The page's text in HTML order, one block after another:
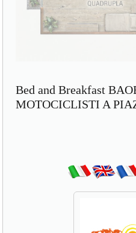
Bed and Breakfast
MOTOCICLISTI A